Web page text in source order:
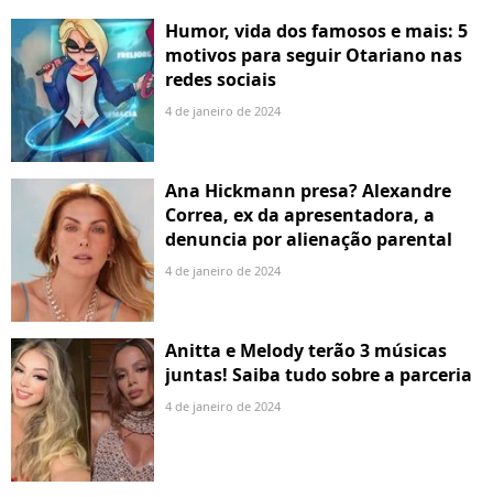
Humor, vida dos famosos e mais: 5
motivos para seguir Otariano nas
redes sociais
4 de janeiro de 2024
Ana Hickmann presa? Alexandre
Correa, ex da apresentadora, a
denuncia por alienação parental
4 de janeiro de 2024
Anitta e Melody terão 3 músicas
juntas! Saiba tudo sobre a parceria
4 de janeiro de 2024